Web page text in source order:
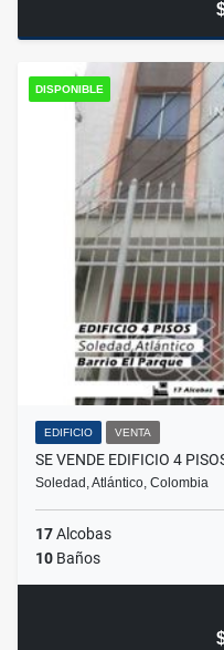
DISPONIBLE
EDIFICIO VENTA
SE VENDE EDIFICIO 4
Soledad, Atlántico, Colombia
17Alcobas
10 Baños